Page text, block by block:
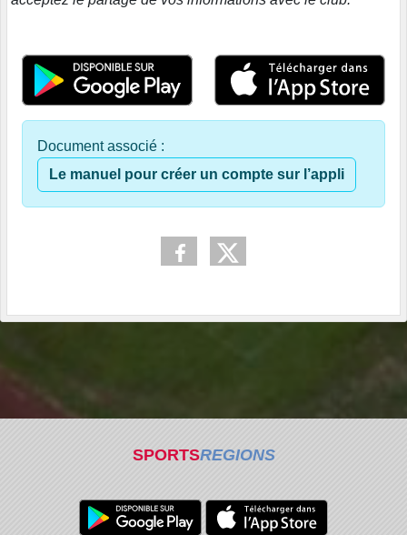
Document associé :
Le manuel pour créer un compte sur l’appli
SPORTSREGIONS